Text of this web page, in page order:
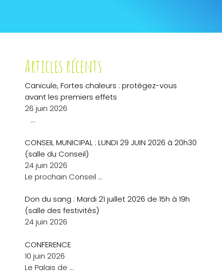
Articles récents
Canicule, Fortes chaleurs : protégez-vous
avant les premiers effets
26 juin 2026
…
CONSEIL MUNICIPAL : LUNDI 29 JUIN 2026 à 20h30
(salle du Conseil)
24 juin 2026
Le prochain Conseil …
Don du sang : Mardi 21 juillet 2026 de 15h à 19h
(salle des festivités)
24 juin 2026
CONFERENCE
10 juin 2026
Le Palais de …